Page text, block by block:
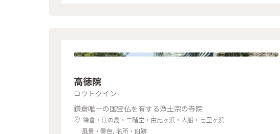
高徳院
コウトクイン
鎌倉唯一の国宝仏を有する浄土宗の寺院
鎌倉・江の島・二階堂・由比ヶ浜・大船・七里ヶ浜
風景・景色, 名所・旧跡